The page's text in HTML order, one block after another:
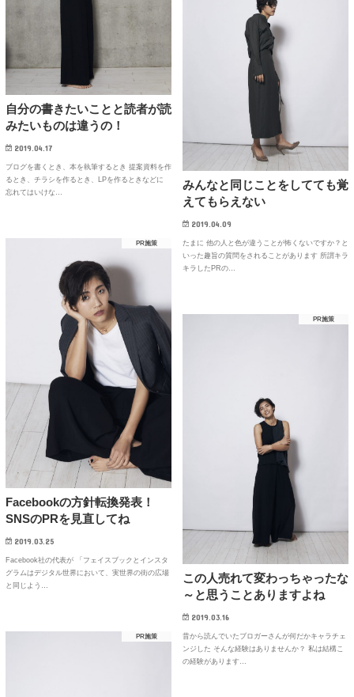
自分の書きたいことと読者が読
みたいものは違うの！
2019.04.17
ブログを書くとき、本を執筆するとき 提案資料を作
るとき、チラシを作るとき、LPを作るときなどに
忘れてはいけな…
みんなと同じことをしてても覚
えてもらえない
2019.04.09
たまに 他の人と色が違うことが怖くないですか？と
いった趣旨の質問をされることがあります 所謂キラ
キラしたPRの…
PR施策
Facebookの方針転換発表！
SNSのPRを見直してね
2019.03.25
Facebook社の代表が 「フェイスブックとインスタ
グラムはデジタル世界において、実世界の街の広場
と同じよう…
PR施策
この人売れて変わっちゃったな
～と思うことありますよね
2019.03.16
昔から読んでいたブロガーさんが何だかキャラチェ
ンジした そんな経験はありませんか？ 私は結構こ
の経験があります…
PR施策